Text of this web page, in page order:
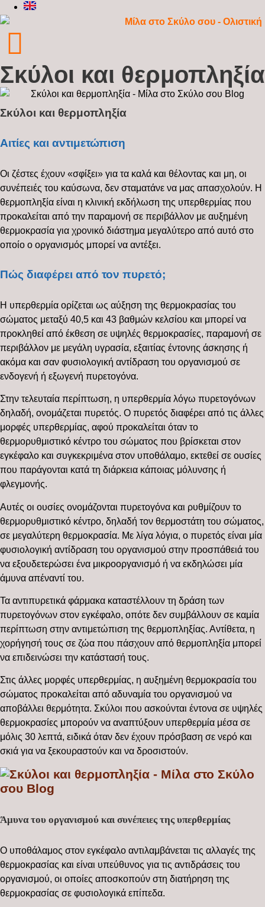
Σκύλοι και θερμοπληξία
Σκύλοι και θερμοπληξία
Αιτίες και αντιμετώπιση
Οι ζέστες έχουν «σφίξει» για τα καλά και θέλοντας και μη, οι
συνέπειές του καύσωνα, δεν σταματάνε να μας απασχολούν. Η
θερμοπληξία είναι η κλινική εκδήλωση της υπερθερμίας που
προκαλείται από την παραμονή σε περιβάλλον με αυξημένη
θερμοκρασία για χρονικό διάστημα μεγαλύτερο από αυτό στο
οποίο ο οργανισμός μπορεί να αντέξει.
Πώς διαφέρει από τον πυρετό;
Η υπερθερμία ορίζεται ως αύξηση της θερμοκρασίας του
σώματος μεταξύ 40,5 και 43 βαθμών κελσίου και μπορεί να
προκληθεί από έκθεση σε υψηλές θερμοκρασίες, παραμονή σε
περιβάλλον με μεγάλη υγρασία, εξαιτίας έντονης άσκησης ή
ακόμα και σαν φυσιολογική αντίδραση του οργανισμού σε
ενδογενή ή εξωγενή πυρετογόνα.
Στην τελευταία περίπτωση, η υπερθερμία λόγω πυρετογόνων
δηλαδή, ονομάζεται πυρετός. Ο πυρετός διαφέρει από τις άλλες
μορφές υπερθερμίας, αφού προκαλείται όταν το
θερμορυθμιστικό κέντρο του σώματος που βρίσκεται στον
εγκέφαλο και συγκεκριμένα στον υποθάλαμο, εκτεθεί σε ουσίες
που παράγονται κατά τη διάρκεια κάποιας μόλυνσης ή
φλεγμονής.
Αυτές οι ουσίες ονομάζονται πυρετογόνα και ρυθμίζουν το
θερμορυθμιστικό κέντρο, δηλαδή τον θερμοστάτη του σώματος,
σε μεγαλύτερη θερμοκρασία. Με λίγα λόγια, ο πυρετός είναι μία
φυσιολογική αντίδραση του οργανισμού στην προσπάθειά του
να εξουδετερώσει ένα μικροοργανισμό ή να εκδηλώσει μία
άμυνα απέναντί του.
Τα αντιπυρετικά φάρμακα καταστέλλουν τη δράση των
πυρετογόνων στον εγκέφαλο, οπότε δεν συμβάλλουν σε καμία
περίπτωση στην αντιμετώπιση της θερμοπληξίας. Αντίθετα, η
χορήγησή τους σε ζώα που πάσχουν από θερμοπληξία μπορεί
να επιδεινώσει την κατάστασή τους.
Στις άλλες μορφές υπερθερμίας, η αυξημένη θερμοκρασία του
σώματος προκαλείται από αδυναμία του οργανισμού να
αποβάλλει θερμότητα. Σκύλοι που ασκούνται έντονα σε υψηλές
θερμοκρασίες μπορούν να αναπτύξουν υπερθερμία μέσα σε
μόλις 30 λεπτά, ειδικά όταν δεν έχουν πρόσβαση σε νερό και
σκιά για να ξεκουραστούν και να δροσιστούν.
Άμυνα του οργανισμού και συνέπειες της υπερθερμίας
Ο υποθάλαμος στον εγκέφαλο αντιλαμβάνεται τις αλλαγές της
θερμοκρασίας και είναι υπεύθυνος για τις αντιδράσεις του
οργανισμού, οι οποίες αποσκοπούν στη διατήρηση της
θερμοκρασίας σε φυσιολογικά επίπεδα.